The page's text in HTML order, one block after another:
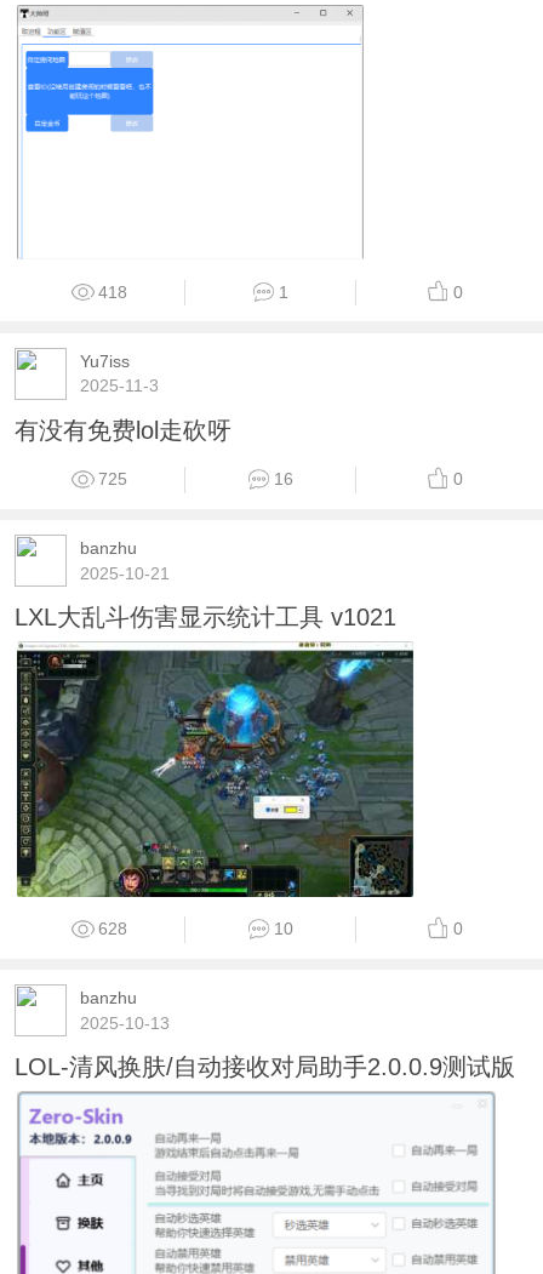
418 1 0
Yu7iss
2025-11-3
有没有免费lol走砍呀
725 16 0
banzhu
2025-10-21
LXL大乱斗伤害显示统计工具 v1021
628 10 0
banzhu
2025-10-13
LOL-清风换肤/自动接收对局助手2.0.0.9测试版